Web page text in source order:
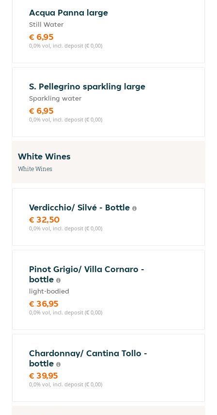
Acqua Panna large
Still Water
€ 6,95
0,0% vol, incl. deposit (€ 0,00)
S. Pellegrino sparkling large
Sparkling water
€ 6,95
0,0% vol, incl. deposit (€ 0,00)
White Wines
White Wines
Verdicchio/ Silvé - Bottle
€ 32,50
0,0% vol, incl. deposit (€ 0,00)
Pinot Grigio/ Villa Cornaro -
bottle
light-bodied
€ 36,95
0,0% vol, incl. deposit (€ 0,00)
Chardonnay/ Cantina Tollo -
bottle
€ 39,95
0,0% vol, incl. deposit (€ 0,00)